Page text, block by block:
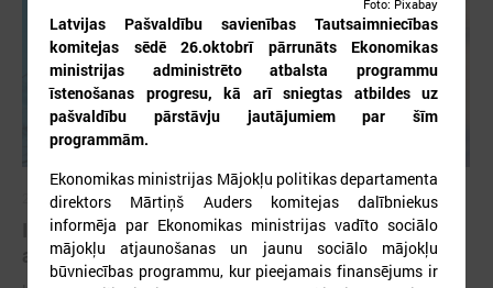
2026. gada 02. jūlijs
Izmaiņas siltumenerģijas apgādes tarifu
aprēķināšanas metodikā var radīt būtiskus riskus
Foto: Pixabay
Latvijas Pašvaldību savienības Tautsaimniecības
komitejas sēdē 26.oktobrī pārrunāts Ekonomikas
ministrijas administrēto atbalsta programmu
īstenošanas progresu, kā arī sniegtas atbildes uz
pašvaldību pārstāvju jautājumiem par šīm
programmām.
Ekonomikas ministrijas Mājokļu politikas departamenta
direktors Mārtiņš Auders komitejas dalībniekus
informēja par Ekonomikas ministrijas vadīto sociālo
mājokļu atjaunošanas un jaunu sociālo mājokļu
būvniecības programmu, kur pieejamais finansējums ir